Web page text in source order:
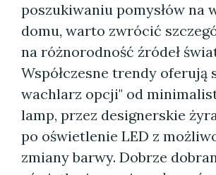
poszukiwaniu pomysłów na
domu, warto zwrócić
na różnorodność źródeł
Współczesne trendy oferują
wachlarz opcji" od
lamp, przez designerskie
po oświetlenie LED z
zmiany barwy. Dobrze